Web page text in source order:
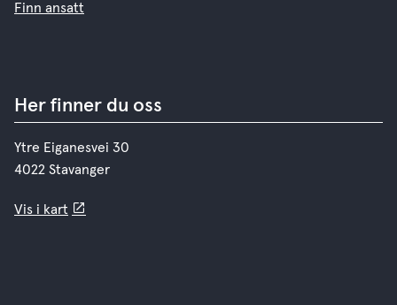
Finn ansatt
Her finner du oss
Ytre Eiganesvei 30
4022 Stavanger
Vis i kart